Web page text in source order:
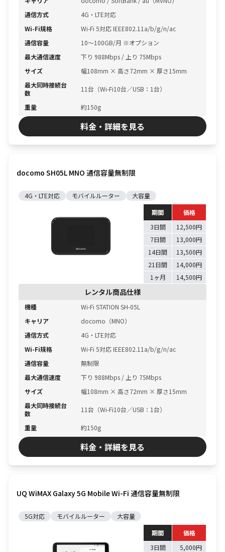
通信方式
4G・LTE対応
Wi-Fi規格
Wi-Fi 5対応 IEEE802.11a/b/g/n/ac
通信容量
10〜100GB/月 ※オプション
最大通信速度
下り 988Mbps / 上り 75Mbps
サイズ
幅108mm × 高さ72mm × 厚さ15mm
最大同時接続台
数
11台（Wi-Fi10台／USB：1台）
重量 約150g
料金・詳細を見る
docomo SH05L MNO 通信容量無制限
4G・LTE対応 モバイルルーター
大容量
期間
価格
3日間
12,500円
7日間
13,000円
14日間
13,500円
21日間
14,000円
1ヶ月
14,500円
レンタル商品仕様
機種
Wi-Fi STATION SH-05L
キャリア
docomo（MNO）
通信方式
4G・LTE対応
Wi-Fi規格
Wi-Fi 5対応 IEEE802.11a/b/g/n/ac
通信容量
無制限
最大通信速度
下り 988Mbps / 上り 75Mbps
サイズ
幅108mm × 高さ72mm × 厚さ15mm
最大同時接続台
数
11台（Wi-Fi10台／USB：1台）
重量 約150g
料金・詳細を見る
UQ WiMAX Galaxy 5G Mobile Wi-Fi 通信容量無制限
5G対応 モバイルルーター
大容量
期間
価格
3日間
5,000円